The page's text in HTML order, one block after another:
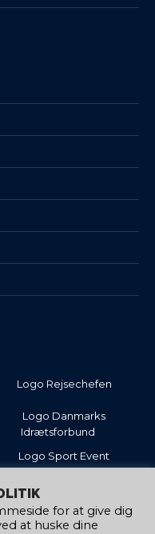
for at give dig
at huske dine